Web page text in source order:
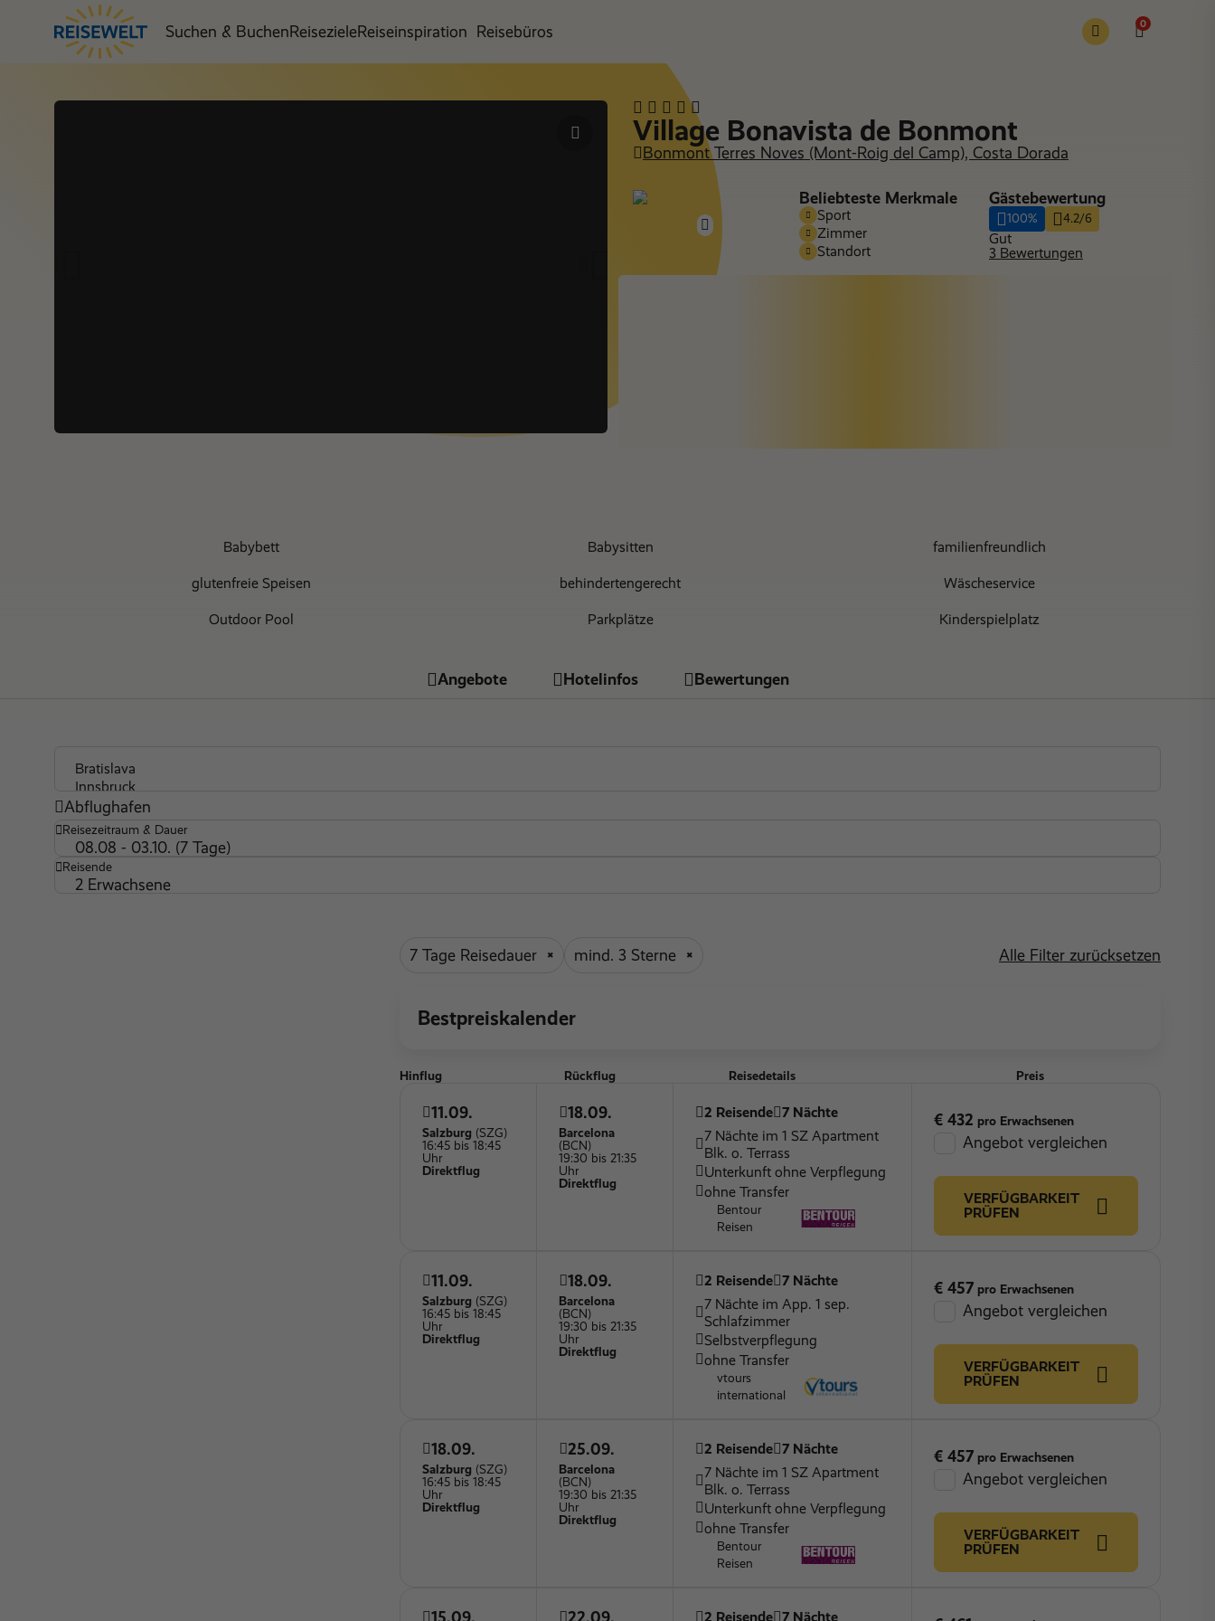
Suchen & BuchenReisezieleReiseinspiration Reisebüros 0
Village Bonavista de Bonmont
Bonmont Terres Noves (Mont-Roig del Camp), Costa Dorada
Beliebteste Merkmale
Sport
Zimmer
Standort
Gästebewertung
100% 4.2/6
Gut
3 Bewertungen
Babybett Babysitten familienfreundlich
glutenfreie Speisen behindertengerecht Wäscheservice
Outdoor Pool Parkplätze Kinderspielplatz
Angebote Hotelinfos Bewertungen
Abflughafen
Reisezeitraum & Dauer
08.08 - 03.10. (7 Tage)
Reisende
2 Erwachsene
7 Tage Reisedauer mind. 3 Sterne Alle Filter zurücksetzen
Bestpreiskalender
Hinflug Rückflug Reisedetails Preis
11.09.
Salzburg (SZG)
16:45 bis 18:45
Uhr
Direktflug
18.09.
Barcelona
(BCN)
19:30 bis 21:35
Uhr
Direktflug
2 Reisende 7 Nächte
7 Nächte im 1 SZ Apartment
Blk. o. Terrass
Unterkunft ohne Verpflegung
ohne Transfer
Bentour
Reisen
€ 432 pro Erwachsenen
Angebot vergleichen
VERFÜGBARKEIT
PRÜFEN
11.09.
Salzburg (SZG)
16:45 bis 18:45
Uhr
Direktflug
18.09.
Barcelona
(BCN)
19:30 bis 21:35
Uhr
Direktflug
2 Reisende 7 Nächte
7 Nächte im App. 1 sep.
Schlafzimmer
Selbstverpflegung
ohne Transfer
vtours
international
€ 457pro Erwachsenen
Angebot vergleichen
VERFÜGBARKEIT
PRÜFEN
18.09.
Salzburg (SZG)
16:45 bis 18:45
Uhr
Direktflug
25.09.
Barcelona
(BCN)
19:30 bis 21:35
Uhr
Direktflug
2 Reisende 7 Nächte
7 Nächte im 1 SZ Apartment
Blk. o. Terrass
Unterkunft ohne Verpflegung
ohne Transfer
Bentour
Reisen
€ 457pro Erwachsenen
Angebot vergleichen
VERFÜGBARKEIT
PRÜFEN
15.09. 22.09. 2 Reisende 7 Nächte